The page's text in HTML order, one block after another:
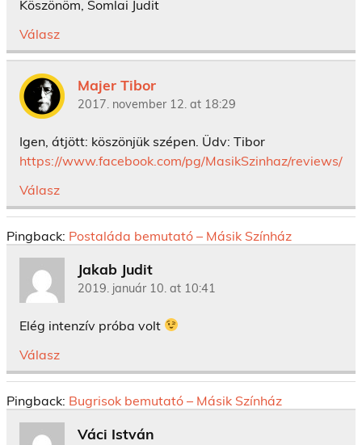
Köszönöm, Somlai Judit
Válasz
Majer Tibor
2017. november 12. at 18:29
Igen, átjött: köszönjük szépen. Üdv: Tibor
https://www.facebook.com/pg/MasikSzinhaz/reviews/
Válasz
Pingback: Postaláda bemutató – Másik Színház
Jakab Judit
2019. január 10. at 10:41
Elég intenzív próba volt
Válasz
Pingback: Bugrisok bemutató – Másik Színház
Váci István